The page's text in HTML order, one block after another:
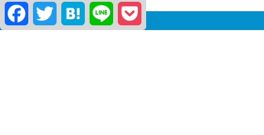
FacebookTwitter Hatena Line